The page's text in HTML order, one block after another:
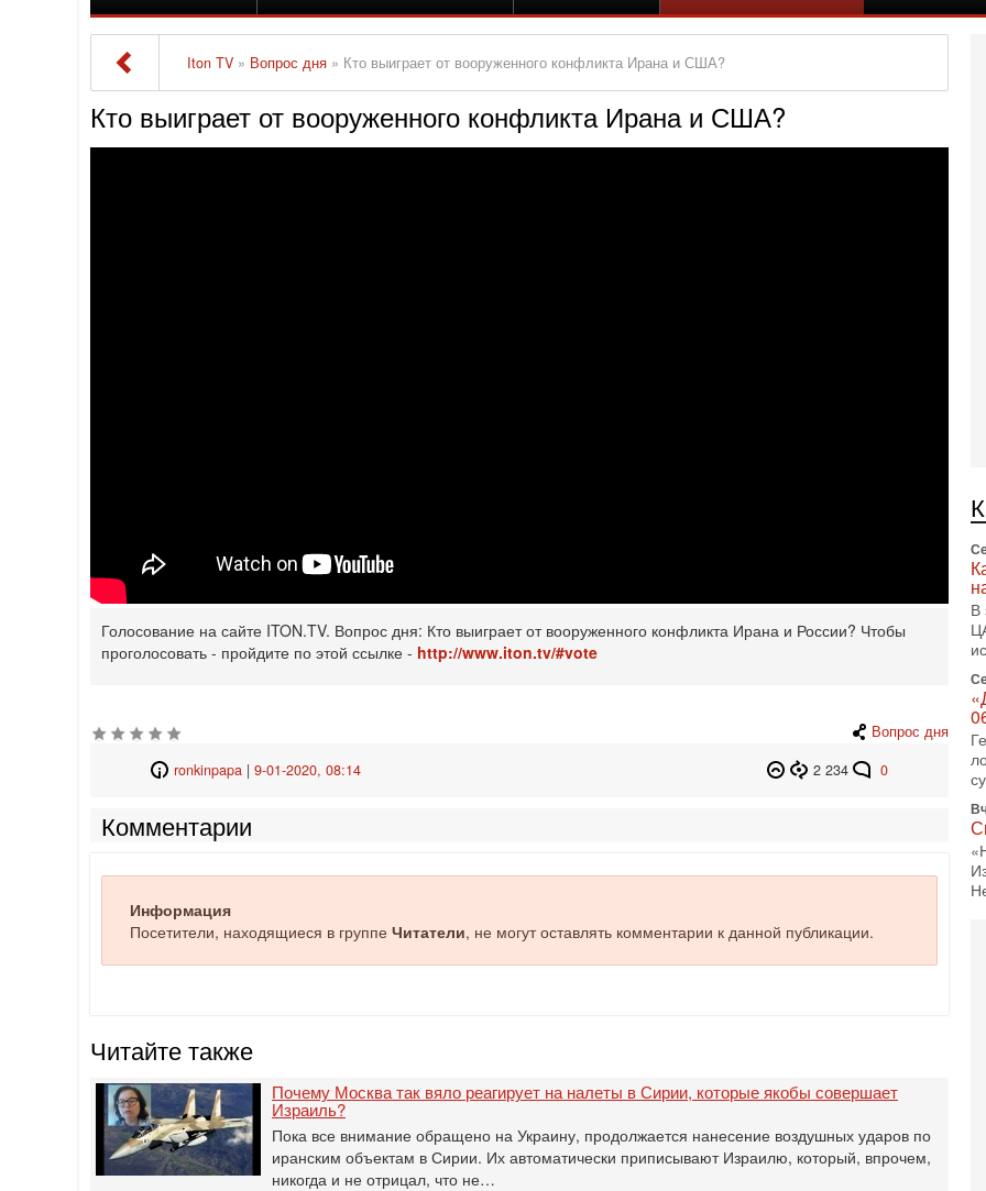
Iton TV » Вопрос дня » Кто выиграет от вооруженного конфликта Ирана и США?
Кто выиграет от вооруженного конфликта Ирана и США?
Голосование на сайте ITON.TV. Вопрос дня: Кто выиграет от вооруженного конфликта Ирана и России? Чтобы
проголосовать - пройдите по этой ссылке - http://www.iton.tv/#vote
Вопрос дня
2 234
0
ronkinpapa| 9-01-2020, 08:14
Комментарии
Информация
Посетители, находящиеся в группе Читатели, не могут оставлять комментарии к данной публикации.
Читайте также
Почему Москва так вяло реагирует на налеты в Сирии, которые якобы совершает
Израиль?
Пока все внимание обращено на Украину, продолжается нанесение воздушных ударов по
иранским объектам в Сирии. Их автоматически приписывают Израилю, который, впрочем,
никогда и не отрицал, что не…
В